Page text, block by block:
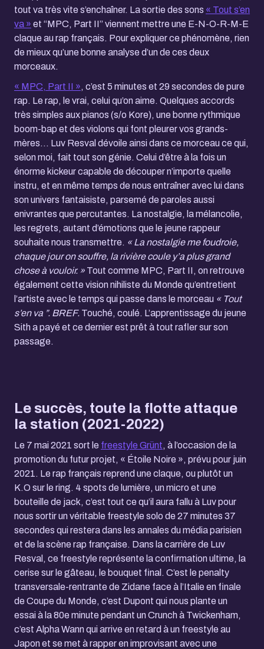
tout va très vite s’enchaîner. La sortie des sons « Tout s’en
va » et “MPC, Part II” viennent mettre une E-N-O-R-M-E
claque au rap français. Pour expliquer ce phénomène, rien
de mieux qu’une bonne analyse d’un de ces deux
morceaux.
« MPC, Part II », c’est 5 minutes et 29 secondes de pure
rap. Le rap, le vrai, celui qu’on aime. Quelques accords
très simples aux pianos (s/o Kore), une bonne rythmique
boom-bap et des violons qui font pleurer vos grands-
mères... Luv Resval dévoile ainsi dans ce morceau ce qui,
selon moi, fait tout son génie. Celui d’être à la fois un
énorme kickeur capable de découper n’importe quelle
instru, et en même temps de nous entraîner avec lui dans
son univers fantaisiste, parsemé de paroles aussi
enivrantes que percutantes. La nostalgie, la mélancolie,
les regrets, autant d’émotions que le jeune rappeur
souhaite nous transmettre. « La nostalgie me foudroie,
chaque jour on souffre, la rivière coule y’a plus grand
chose à vouloir. » Tout comme MPC, Part II, on retrouve
également cette vision nihiliste du Monde qu’entretient
l’artiste avec le temps qui passe dans le morceau « Tout
s’en va ”. BREF. Touché, coulé. L’apprentissage du jeune
Sith a payé et ce dernier est prêt à tout rafler sur son
passage.
Le succès, toute la flotte attaque
la station (2021-2022)
Le 7 mai 2021 sort le freestyle Grünt, à l’occasion de la
promotion du futur projet, « Étoile Noire », prévu pour juin
2021. Le rap français reprend une claque, ou plutôt un
K.O sur le ring. 4 spots de lumière, un micro et une
bouteille de jack, c’est tout ce qu’il aura fallu à Luv pour
nous sortir un véritable freestyle solo de 27 minutes 37
secondes qui restera dans les annales du média parisien
et de la scène rap française. Dans la carrière de Luv
Resval, ce freestyle représente la confirmation ultime, la
cerise sur le gâteau, le bouquet final. C’est le penalty
transversale-rentrante de Zidane face à l’Italie en finale
de Coupe du Monde, c’est Dupont qui nous plante un
essai à la 80e minute pendant un Crunch à Twickenham,
c’est Alpha Wann qui arrive en retard à un freestyle au
Japon et se met à rapper en improvisant avec une